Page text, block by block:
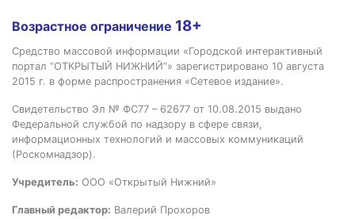
Возрастное ограничение 18+
Средство массовой информации «Городской интерактивный
портал “ОТКРЫТЫЙ НИЖНИЙ”» зарегистрировано 10 августа
2015 г. в форме распространения «Сетевое издание».
Свидетельство Эл № ФС77 – 62677 от 10.08.2015 выдано
Федеральной службой по надзору в сфере связи,
информационных технологий и массовых коммуникаций
(Роскомнадзор).
Учредитель: ООО «Открытый Нижний»
Главный редактор: Валерий Прохоров